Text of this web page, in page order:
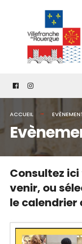
content
ACCUEIL
Consultez
venir,ou
le